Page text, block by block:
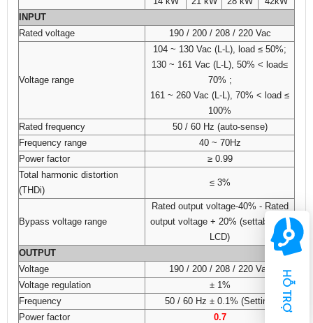
HỖ TRỢ
INPUT
Rated voltage
190 / 200 / 208 / 220 Vac
Voltage range
104 ~ 130 Vac (L-L), load ≤ 50%;
130 ~ 161 Vac (L-L), 50% < load≤
70% ;
161 ~ 260 Vac (L-L), 70% < load ≤
100%
Rated frequency
50 / 60 Hz (auto-sense)
Frequency range
40 ~ 70Hz
Power factor
≥ 0.99
Total harmonic distortion
(THDi)
≤ 3%
Bypass voltage range
Rated output voltage-40% - Rated
output voltage + 20% (settable via
LCD)
OUTPUT
Voltage
190 / 200 / 208 / 220 Vac
Voltage regulation
± 1%
Frequency
50 / 60 Hz ± 0.1% (Setting)
Power factor
0.7